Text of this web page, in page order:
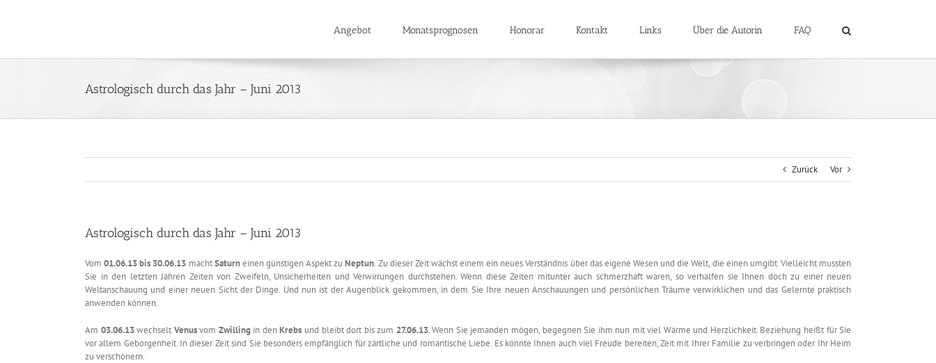
Angebot Monatsprognosen Honorar Kontakt Links Über die Autorin FAQ
Astrologisch durch das Jahr – Juni 2013
Zurück Vor
Astrologisch durch das Jahr – Juni 2013
Vom01.06.13 bis 30.06.13 machtSaturneinen günstigen Aspekt zuNeptun. Zu dieser Zeit wächst einem ein neues Verständnis über das eigene Wesen und die Welt, die einen umgibt. Vielleicht mussten
Sie in den letzten Jahren Zeiten von Zweifeln, Unsicherheiten und Verwirrungen durchstehen. Wenn diese Zeiten mitunter auch schmerzhaft waren, so verhalfen sie Ihnen doch zu einer neuen
Weltanschauung und einer neuen Sicht der Dinge. Und nun ist der Augenblick gekommen, in dem Sie Ihre neuen Anschauungen und persönlichen Träume verwirklichen und das Gelernte praktisch
anwenden können.
Am 03.06.13wechselt Venusvom Zwillingin denKrebs und bleibt dort bis zum 27.06.13. Wenn Sie jemanden mögen, begegnen Sie ihm nun mit viel Wärme und Herzlichkeit. Beziehung heißt für Sie
vor allem Geborgenheit. In dieser Zeit sind Sie besonders empfänglich für zärtliche und romantische Liebe. Es könnte Ihnen auch viel Freude bereiten, Zeit mit Ihrer Familie zu verbringen oder Ihr Heim
zu verschönern.